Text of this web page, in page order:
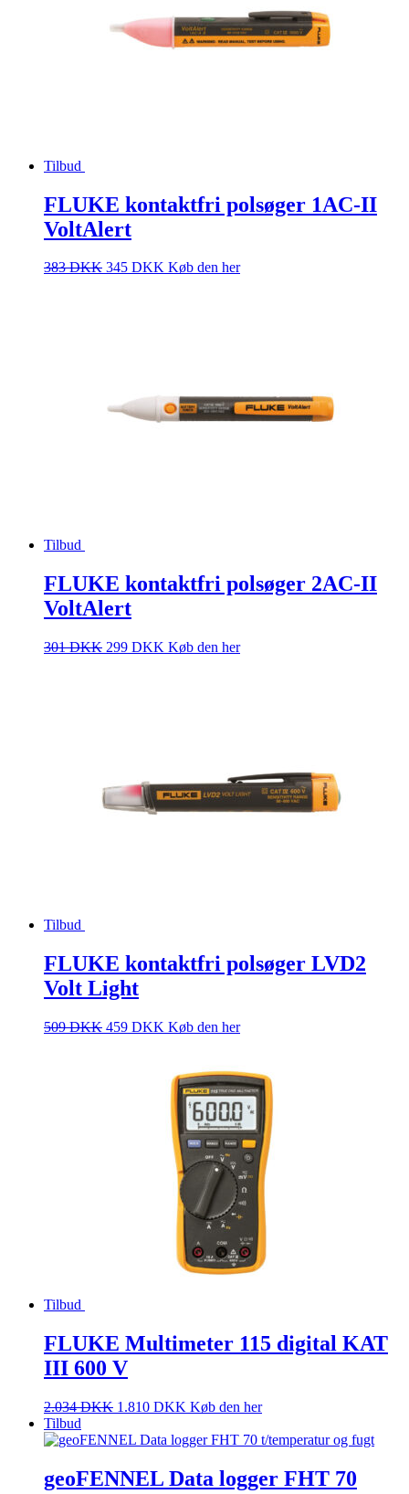
Tilbud
FLUKE kontaktfri polsøger 1AC-II
VoltAlert
383DKK 345 DKK Køb den her
Tilbud
FLUKE kontaktfri polsøger 2AC-II
VoltAlert
301DKK 299 DKK Køb den her
Tilbud
FLUKE kontaktfri polsøger LVD2
Volt Light
509DKK 459 DKK Køb den her
Tilbud
FLUKE Multimeter 115 digital KAT
III 600 V
2.034DKK 1.810 DKK Køb den her
Tilbud
geoFENNEL Data logger FHT 70